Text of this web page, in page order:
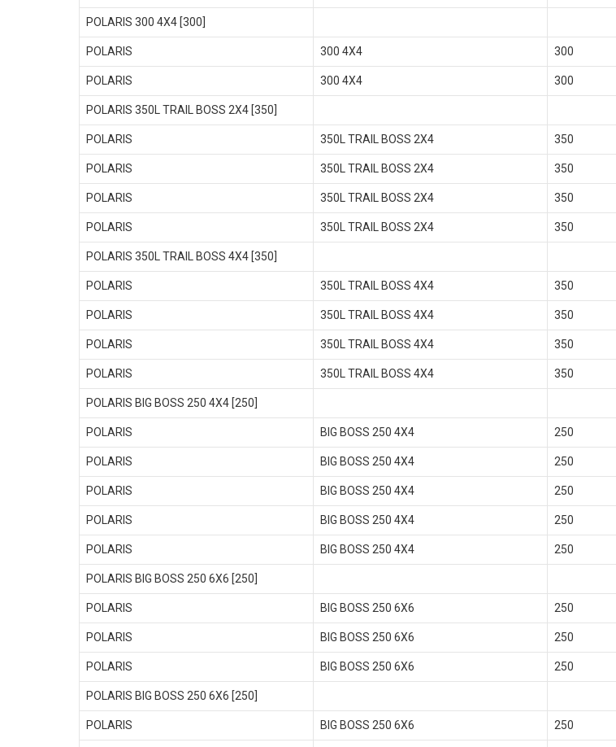
POLARIS 300 4X4 [300]
POLARIS 300 4X4 300
POLARIS 300 4X4 300
POLARIS 350L TRAIL BOSS 2X4 [350]
POLARIS 350L TRAIL BOSS 2X4 350
POLARIS 350L TRAIL BOSS 2X4 350
POLARIS 350L TRAIL BOSS 2X4 350
POLARIS 350L TRAIL BOSS 2X4 350
POLARIS 350L TRAIL BOSS 4X4 [350]
POLARIS 350L TRAIL BOSS 4X4 350
POLARIS 350L TRAIL BOSS 4X4 350
POLARIS 350L TRAIL BOSS 4X4 350
POLARIS 350L TRAIL BOSS 4X4 350
POLARIS BIG BOSS 250 4X4 [250]
POLARIS BIG BOSS 250 4X4 250
POLARIS BIG BOSS 250 4X4 250
POLARIS BIG BOSS 250 4X4 250
POLARIS BIG BOSS 250 4X4 250
POLARIS BIG BOSS 250 4X4 250
POLARIS BIG BOSS 250 6X6 [250]
POLARIS BIG BOSS 250 6X6 250
POLARIS BIG BOSS 250 6X6 250
POLARIS BIG BOSS 250 6X6 250
POLARIS BIG BOSS 250 6X6 [250]
POLARIS BIG BOSS 250 6X6 250